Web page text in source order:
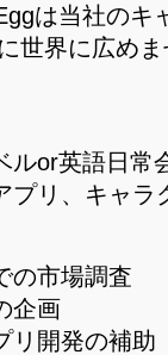
は当社のキ
世界に広め
ルor英語日常
プリ、キャラ
の市場調査
企画
リ開発の補助